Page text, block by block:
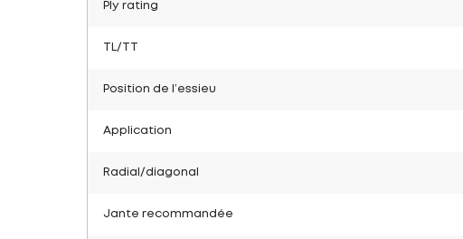
Ply rating
TL/TT
Position de l’essieu
Application
Radial/diagonal
Jante recommandée